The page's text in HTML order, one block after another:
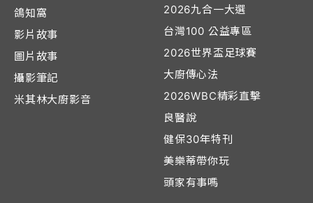
鴿知窩
影片故事
圖片故事
攝影筆記
米其林大廚影音
2026九合一大選
台灣100 公益專區
2026世界盃足球賽
大廚傳心法
2026WBC精彩直擊
良醫說
健保30年特刊
美樂蒂帶你玩
頭家有事嗎